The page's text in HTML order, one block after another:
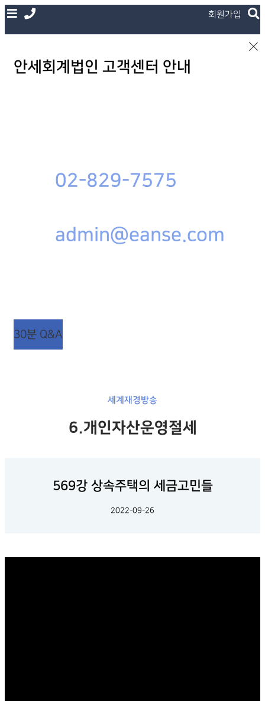
회원가입
안세회계법인 고객센터 안내
02-829-7575
admin@eanse.com
30분 Q&A
세계재경방송
6.개인자산운영절세
569강 상속주택의 세금고민들
2022-09-26